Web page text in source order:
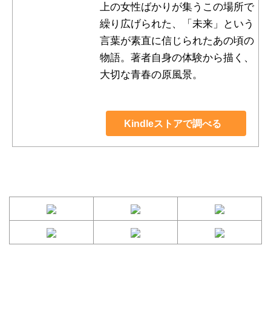
上の女性ばかりが集うこの場所で
繰り広げられた、「未来」という
言葉が素直に信じられたあの頃の
物語。著者自身の体験から描く、
大切な青春の原風景。
Kindleストアで調べる